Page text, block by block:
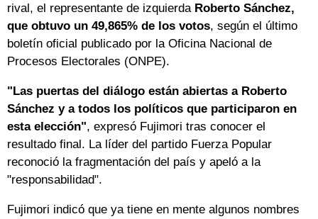
rival, el representante de izquierda Roberto Sánchez,
que obtuvo un 49,865% de los votos, según el último
boletín oficial publicado por la Oficina Nacional de
Procesos Electorales (ONPE).
"Las puertas del diálogo están abiertas a Roberto
Sánchez y a todos los políticos que participaron en
esta elección", expresó Fujimori tras conocer el
resultado final. La líder del partido Fuerza Popular
reconoció la fragmentación del país y apeló a la
"responsabilidad".
Fujimori indicó que ya tiene en mente algunos nombres